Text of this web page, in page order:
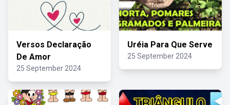
Versos Declaração
De Amor
25 September 2024
Uréia Para Que Serve
25 September 2024